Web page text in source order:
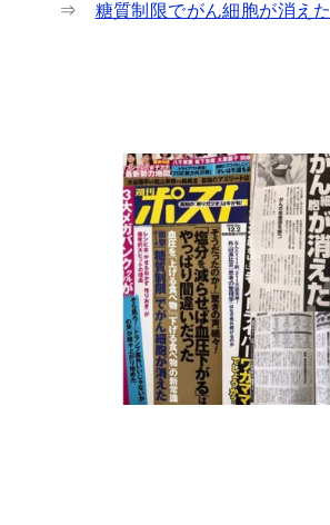
⇒ 糖質制限でがん細胞が消えた